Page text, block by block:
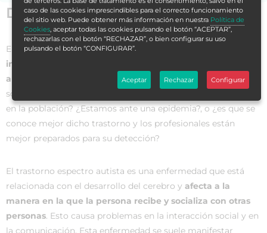
Datos generales
En los últimos años se ha cuestionado
incremento de los diagnósticos del trastorno del espectro
autista
. ¿Se está produciendo un mayor número de casos o
son otras las causas que pueden explicar su mayor presencia
en la población? ¿Estamos ante una epidemia?, o ¿es que se
conoce mejor dicho trastorno y los profesionales están
mejor preparados para su detección?
El trastorno espectro autista es una enfermedad que está
relacionada con el desarrollo del cerebro y afecta a la
manera en la que la persona recibe y socializa con otras
personas. Esto causa problemas en la interacción social y en
la comunicación. Esta enfermedad se suele manifestar
caso de las cookies imprescindibles para el correcto funcionamiento
del sitio web. Puede obtener más información en nuestra Política de
Cookies , aceptar todas las cookies pulsando el botón “ACEPTAR”,
rechazarlas con el botón “RECHAZAR”, o bien configurar su uso
pulsando el botón “CONFIGURAR”.
Aceptar Rechazar Configurar